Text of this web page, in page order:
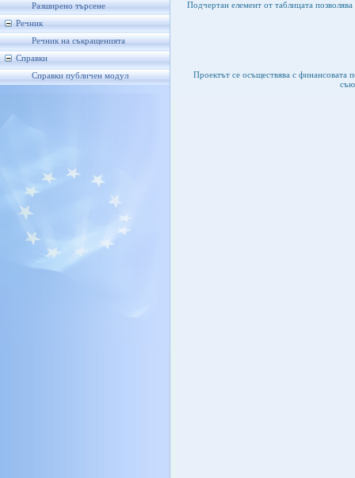
Разширено търсене
Речник
Речник на съкращенията
Справки
Справки публичен модул
Подчертан елемент от таблицата
Проектът се осъществява с финансовата